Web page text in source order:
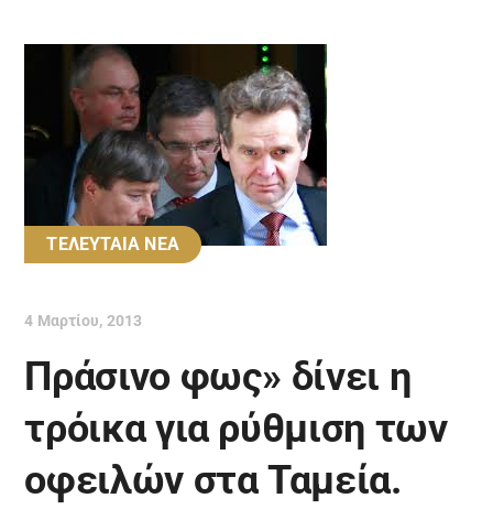
ΤΕΛΕΥΤΑΙΑ ΝΕΑ
4 Μαρτίου, 2013
Πράσινο φως» δίνει η
τρόικα για ρύθμιση των
οφειλών στα Ταμεία.